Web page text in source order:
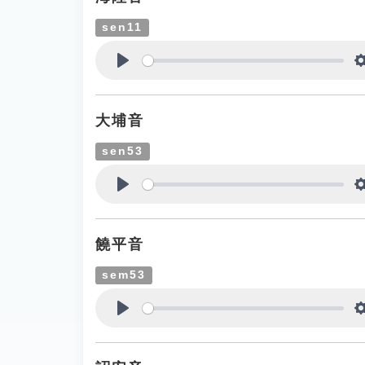
sen11
大埔音
sen53
饒平音
sem53